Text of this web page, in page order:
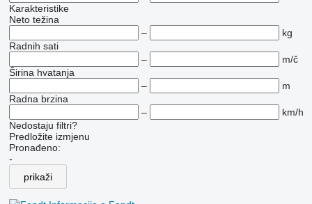
Karakteristike
Neto težina
–
kg
Radnih sati
–
m/č
Širina hvatanja
–
m
Radna brzina
–
km/h
Nedostaju filtri?
Predložite izmjenu
Pronađeno:
-
prikaži